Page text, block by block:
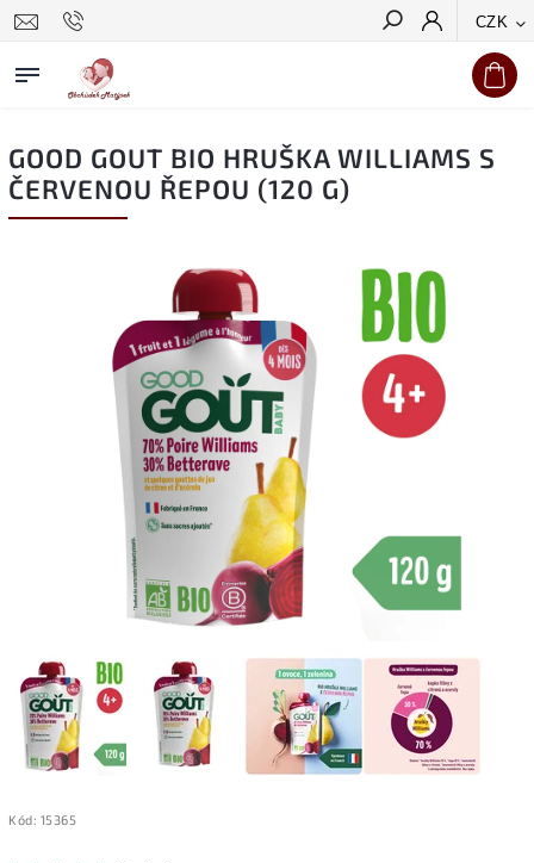
CZK
Hledat
GOOD GOUT BIO HRUŠKA WILLIAMS S
ČERVENOU ŘEPOU (120 G)
Kód: 15365